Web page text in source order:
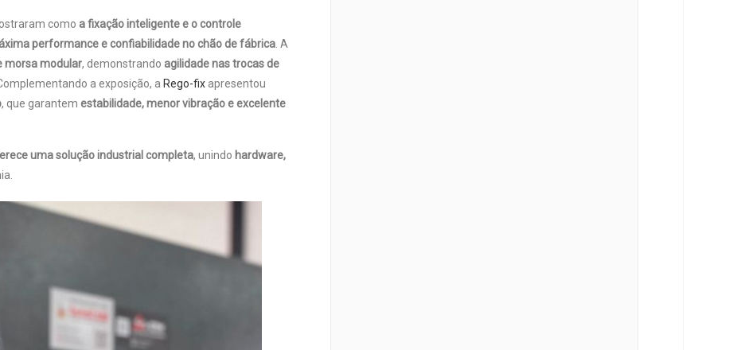
como a fixação inteligente e o controle
performance e confiabilidade no chão de fábrica. A
morsa modular, demonstrando agilidade nas trocas de
a exposição, a Rego-fixapresentou
, que garantem estabilidade, menor vibração e excelente
uma solução industrial completa, unindo hardware,